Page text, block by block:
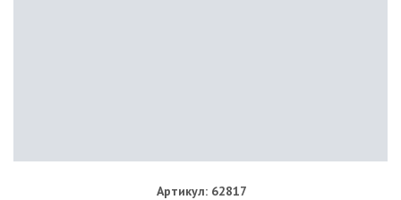
Артикул: 62817